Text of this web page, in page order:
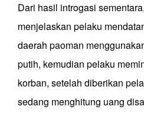
Dari hasil introgasi
menjelaskan pelaku
daerah paoman
putih, kemudian pelaku
korban, setelah diberikan
sedang menghitung uang